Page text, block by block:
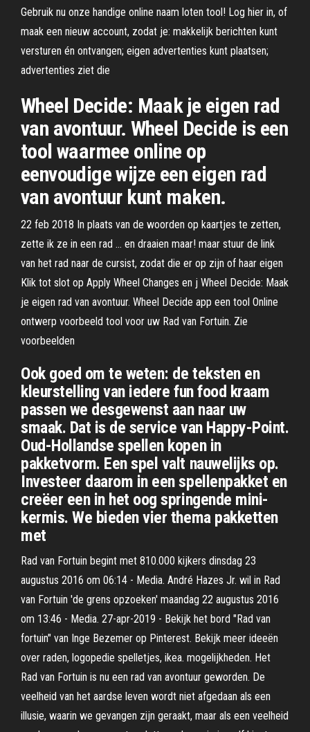
Gebruik nu onze handige online naam loten tool! Log hier in, of
maak een nieuw account, zodat je: makkelijk berichten kunt
versturen én ontvangen; eigen advertenties kunt plaatsen;
advertenties ziet die
Wheel Decide: Maak je eigen rad
van avontuur. Wheel Decide is een
tool waarmee online op
eenvoudige wijze een eigen rad
van avontuur kunt maken.
22 feb 2018 In plaats van de woorden op kaartjes te zetten,
zette ik ze in een rad … en draaien maar! maar stuur de link
van het rad naar de cursist, zodat die er op zijn of haar eigen
Klik tot slot op Apply Wheel Changes en j Wheel Decide: Maak
je eigen rad van avontuur. Wheel Decide app een tool Online
ontwerp voorbeeld tool voor uw Rad van Fortuin. Zie
voorbeelden
Ook goed om te weten: de teksten en
kleurstelling van iedere fun food kraam
passen we desgewenst aan naar uw
smaak. Dat is de service van Happy-Point.
Oud-Hollandse spellen kopen in
pakketvorm. Een spel valt nauwelijks op.
Investeer daarom in een spellenpakket en
creëer een in het oog springende mini-
kermis. We bieden vier thema pakketten
met
Rad van Fortuin begint met 810.000 kijkers dinsdag 23
augustus 2016 om 06:14 - Media. André Hazes Jr. wil in Rad
van Fortuin 'de grens opzoeken' maandag 22 augustus 2016
om 13:46 - Media. 27-apr-2019 - Bekijk het bord "Rad van
fortuin" van Inge Bezemer op Pinterest. Bekijk meer ideeën
over raden, logopedie spelletjes, ikea. mogelijkheden. Het
Rad van Fortuin is nu een rad van avontuur geworden. De
veelheid van het aardse leven wordt niet afgedaan als een
illusie, waarin we gevangen zijn geraakt, maar als een veelheid